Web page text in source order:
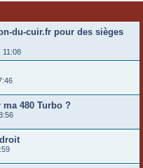
du-cuir.fr pour des sièges
11:08
480 Turbo ?